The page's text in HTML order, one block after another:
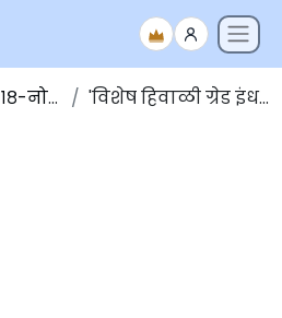
१८-नोव्हेंबर-२०१९ 'विशेष हिवाळी ग्रेड इंधन' लडाख प्रदेशासाठी सुरू